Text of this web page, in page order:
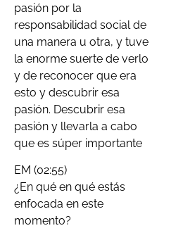
pasión por la
responsabilidad social de
una manera u otra, y tuve
la enorme suerte de verlo
y de reconocer que era
esto y descubrir esa
pasión. Descubrir esa
pasión y llevarla a cabo
que es súper importante
EM (02:55)
¿En qué en qué estás
enfocada en este
momento?